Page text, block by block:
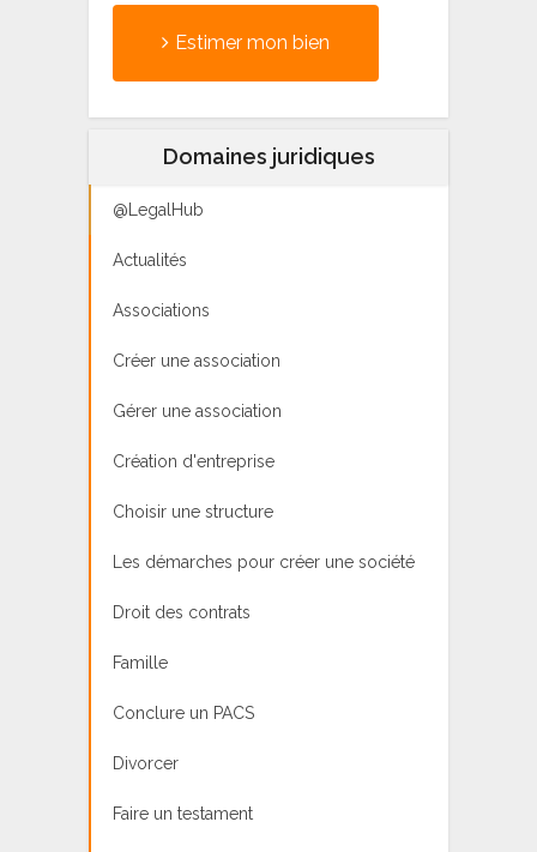
Estimer mon bien
Domaines juridiques
@LegalHub
Actualités
Associations
Créer une association
Gérer une association
Création d'entreprise
Choisir une structure
Les démarches pour créer une société
Droit des contrats
Famille
Conclure un PACS
Divorcer
Faire un testament